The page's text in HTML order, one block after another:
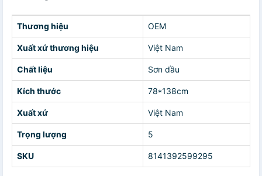
Thương hiệu OEM
Xuất xứ thương hiệu Việt Nam
Chất liệu Sơn dầu
Kích thước 78*138cm
Xuất xứ Việt Nam
Trọng lượng 5
SKU 8141392599295